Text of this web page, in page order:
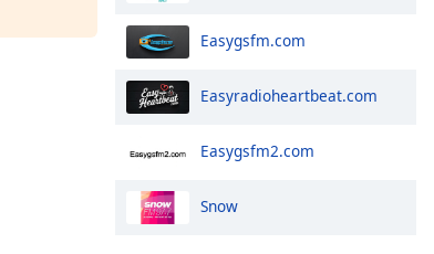
Easygsfm.com
Easyradioheartbeat.com
Easygsfm2.com
Snow